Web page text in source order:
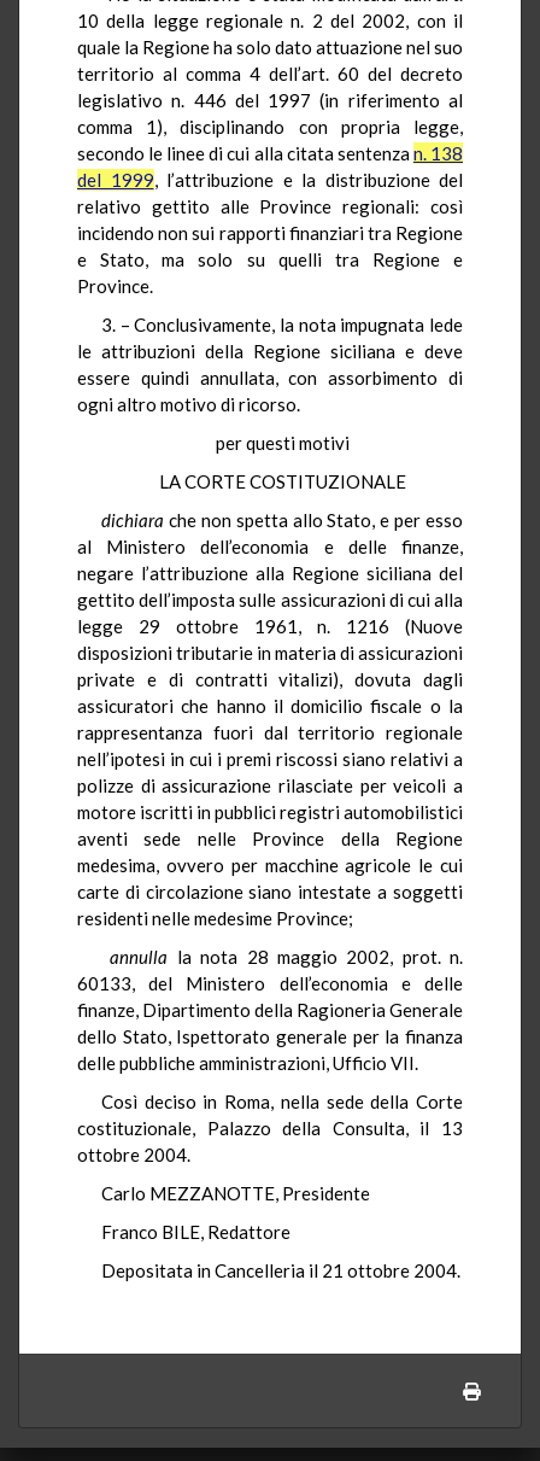
10 della legge regionale n. 2 del 2002, con il
quale la Regione ha solo dato attuazione nel suo
territorio al comma 4 dell’art. 60 del decreto
legislativo n. 446 del 1997 (in riferimento al
comma 1), disciplinando con propria legge,
secondo le linee di cui alla citata sentenzan. 138
del 1999, l’attribuzione e la distribuzione del
relativo gettito alle Province regionali: così
incidendo non sui rapporti finanziari tra Regione
e Stato, ma solo su quelli tra Regione e
Province.
3. – Conclusivamente, la nota impugnata lede
le attribuzioni della Regione siciliana e deve
essere quindi annullata, con assorbimento di
ogni altro motivo di ricorso.
per questi motivi
LA CORTE COSTITUZIONALE
dichiara che non spetta allo Stato, e per esso
al Ministero dell’economia e delle finanze,
negare l’attribuzione alla Regione siciliana del
gettito dell’imposta sulle assicurazioni di cui alla
legge 29 ottobre 1961, n. 1216 (Nuove
disposizioni tributarie in materia di assicurazioni
private e di contratti vitalizi), dovuta dagli
assicuratori che hanno il domicilio fiscale o la
rappresentanza fuori dal territorio regionale
nell’ipotesi in cui i premi riscossi siano relativi a
polizze di assicurazione rilasciate per veicoli a
motore iscritti in pubblici registri automobilistici
aventi sede nelle Province della Regione
medesima, ovvero per macchine agricole le cui
carte di circolazione siano intestate a soggetti
residenti nelle medesime Province;
annulla la nota 28 maggio 2002, prot. n.
60133, del Ministero dell’economia e delle
finanze, Dipartimento della Ragioneria Generale
dello Stato, Ispettorato generale per la finanza
delle pubbliche amministrazioni, Ufficio VII.
Così deciso in Roma, nella sede della Corte
costituzionale, Palazzo della Consulta, il 13
ottobre 2004.
Carlo MEZZANOTTE, Presidente
Franco BILE, Redattore
Depositata in Cancelleria il 21 ottobre 2004.